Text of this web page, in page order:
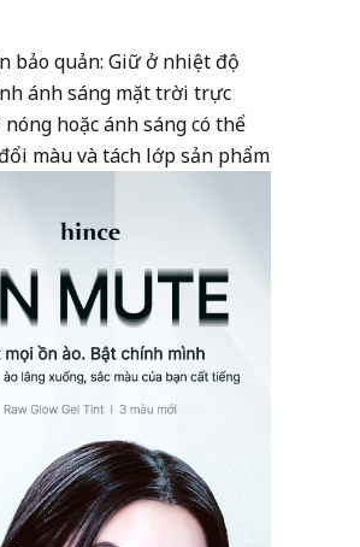
bảo quản: Giữ ở nhiệt độ
ánh sáng mặt trời trực
hoặc ánh sáng có thể
màu và tách lớp sản phẩm